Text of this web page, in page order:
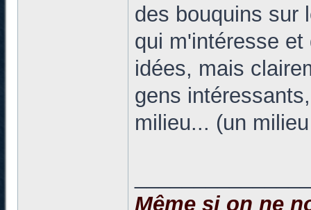
des bouquins sur
qui m'intéresse
idées, mais
gens
milieu... (un
Même si on ne